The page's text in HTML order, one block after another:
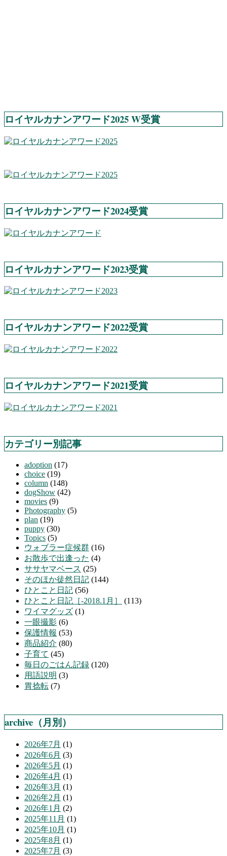
ロイヤルカナンアワード2025 W受賞
ロイヤルカナンアワード2024受賞
ロイヤルカナンアワード2023受賞
ロイヤルカナンアワード2022受賞
ロイヤルカナンアワード2021受賞
カテゴリー別記事
adoption (17)
choice (19)
column (148)
dogShow (42)
movies (9)
Photography (5)
plan (19)
puppy (30)
Topics (5)
ウォブラー症候群 (16)
お散歩で出逢った (4)
ササヤマベース (25)
そのほか徒然日記 (144)
ひとこと日記 (56)
ひとこと日記［-2018.1月］
(113)
ワイマグッズ (1)
一眼撮影 (6)
保護情報 (53)
商品紹介 (80)
子育て (45)
毎日のごはん記録 (120)
用語説明 (3)
胃捻転 (7)
archive（月別）
2026年7月 (1)
2026年6月 (3)
2026年5月 (1)
2026年4月 (1)
2026年3月 (1)
2026年2月 (1)
2026年1月 (2)
2025年11月 (1)
2025年10月 (1)
2025年8月 (1)
2025年7月 (3)